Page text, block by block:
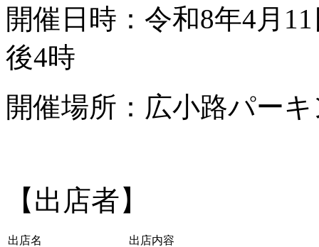
開催日時：令和8年4月
後4時
開催場所：広小路パー
【出店者】
出店名
出店内容